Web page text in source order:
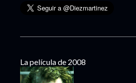
La película de 2008